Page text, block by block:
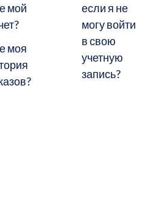
мой
моя
если я не
могу войти
в свою
учетную
запись?